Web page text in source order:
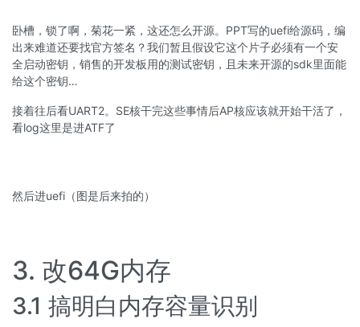
卧槽，锁了啊，菊花一紧，这还怎么开源。PPT写的uefi给源码，编
出来难道还要找官方签名？我们暂且假设它这个片子必须有一个安
全启动密钥，销售的开发板用的测试密钥，且未来开源的sdk里面能
给这个密钥…
接着往后看UART2。SE核干完这些事情后AP核应该就开始干活了，
看log这里是进ATF了
然后进uefi（图是后来拍的）
3. 改64G内存
3.1 搞明白内存容量识别